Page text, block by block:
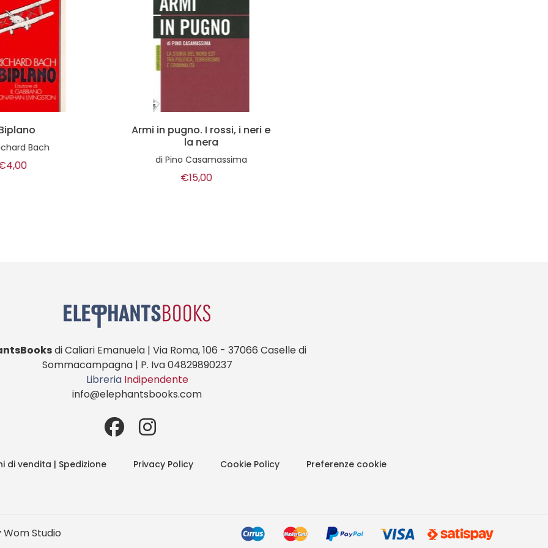
in pugno. I rossi, i neri e
la nera
di Pino Casamassima
Decrescita idee per una
civiltà post-sviluppista
diA.A.V.V.
€10,00
di Caliari Emanuela | Via Roma, 106 - 37066 Caselle di
Sommacampagna | P. Iva 04829890237
Libreria Indipendente
info@elephantsbooks.com
di vendita | Spedizione Privacy Policy Cookie Policy Preferenze cookie
Wom Studio